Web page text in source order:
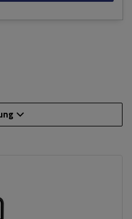
mit allen Karosseriearten